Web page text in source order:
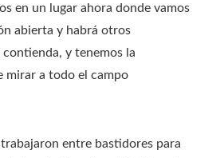
en un lugar ahora donde vamos
abierta y habrá otros
y tenemos la
mirar a todo el campo
entre bastidores para